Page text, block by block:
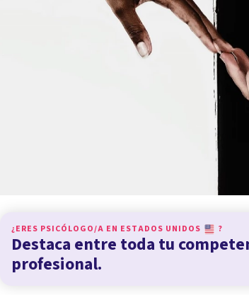
¿ERES PSICÓLOGO/A EN ESTADOS UNIDOS ?
Destaca entre toda tu
profesional.